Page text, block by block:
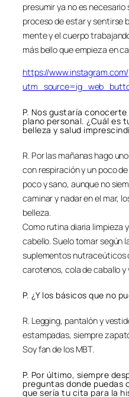
presumir ya no es
proceso de estar y sentirse
mente y el cuerpo
más bello que empieza en
https://www.instagram.com/
P. Nos gustaría
plano personal. ¿Cuál es
belleza y salud
R. Por las mañanas hago
con respiración y un poco
poco y sano, aunque no
caminar y nadar en el mar,
belleza.
Como rutina diaria limpieza
cabello. Suelo tomar según
suplementos nutraceúticos
carotenos, cola de caballo y
P. ¿Y los básicos que no
R. Legging, pantalón y
estampadas, siempre
Soy fan de los MBT.
P. Por último, siempre
preguntas donde puedas
que sería tu cita para la